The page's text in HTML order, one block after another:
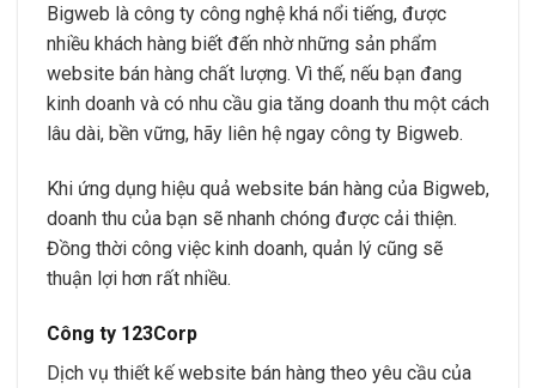
Bigweb là công ty công nghệ khá nổi tiếng, được
nhiều khách hàng biết đến nhờ những sản phẩm
website bán hàng chất lượng. Vì thế, nếu bạn đang
kinh doanh và có nhu cầu gia tăng doanh thu một cách
lâu dài, bền vững, hãy liên hệ ngay công ty Bigweb.
Khi ứng dụng hiệu quả website bán hàng của Bigweb,
doanh thu của bạn sẽ nhanh chóng được cải thiện.
Đồng thời công việc kinh doanh, quản lý cũng sẽ
thuận lợi hơn rất nhiều.
Công ty 123Corp
Dịch vụ thiết kế website bán hàng theo yêu cầu của